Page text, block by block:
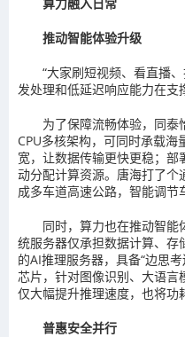
推动智能体验升级
“大家刷短视频、看直播、
发处理和低延迟响应能力在支
为了保障流畅体验，同泰
CPU多核架构，可同时承载
宽，让数据传输更快更稳；部
动分配计算资源。唐海打了
成多车道高速公路，智能调节
同时，算力也在推动智能
统服务器仅承担数据计算、存
的AI推理服务器，具备“边思
芯片，针对图像识别、大语
仅大幅提升推理速度，也将功
普惠安全并行